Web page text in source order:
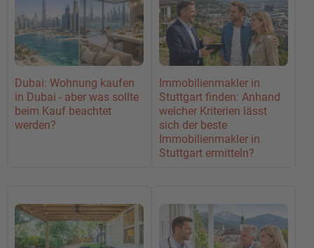
Dubai: Wohnung kaufen
in Dubai - aber was sollte
beim Kauf beachtet
werden?
Immobilienmakler in
Stuttgart finden: Anhand
welcher Kriterien lässt
sich der beste
Immobilienmakler in
Stuttgart ermitteln?